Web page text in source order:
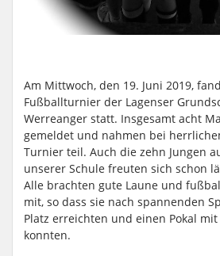
Am Mittwoch, den 19. Juni 2019,
Fußballturnier der Lagenser
Werreanger statt. Insgesamt acht
gemeldet und nahmen bei
Turnier teil. Auch die zehn Jungen
unserer Schule freuten sich schon
Alle brachten gute Laune und
mit, so dass sie nach spannenden
Platz erreichten und einen Pokal
konnten.